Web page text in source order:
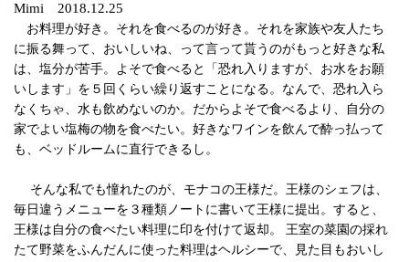
Mimi 2018.12.25
お料理が好き。それを食べるのが好き。それを家族や友人たち
に振る舞って、おいしいね、って言って貰うのがもっと好きな私
は、塩分が苦手。よそで食べると「恐れ入りますが、お水をお願
いします」を５回くらい繰り返すことになる。なんで、恐れ入ら
なくちゃ、水も飲めないのか。だからよそで食べるより、自分の
家でよい塩梅の物を食べたい。好きなワインを飲んで酔っ払って
も、ベッドルームに直行できるし。
そんな私でも憧れたのが、モナコの王様だ。王様のシェフは、
毎日違うメニューを３種類ノートに書いて王様に提出。すると、
王様は自分の食べたい料理に印を付けて返却。 王室の菜園の採れ
たて野菜をふんだんに使った料理はヘルシーで、見た目もおいし